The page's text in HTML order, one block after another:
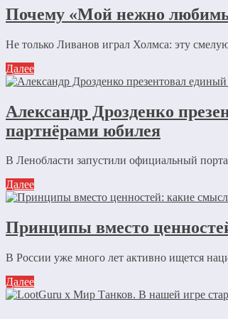
Почему «Мой нежно
Не только Ливанов играл Холмса: эту
Далее
Александр Дрозденко
партнёрами юбилея
В Ленобласти запустили официальный
Далее
Принципы вместо
В России уже много лет активно ищется
Далее